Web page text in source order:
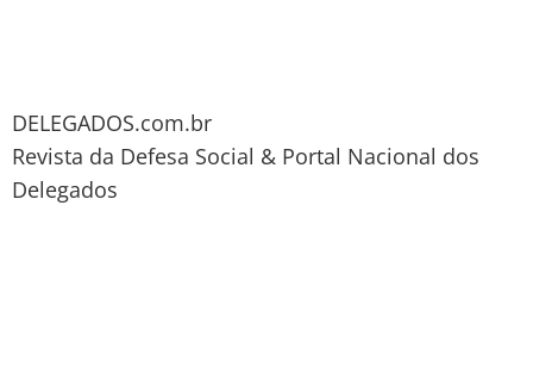
DELEGADOS.com.br
Revista da Defesa Social & Portal Nacional dos
Delegados